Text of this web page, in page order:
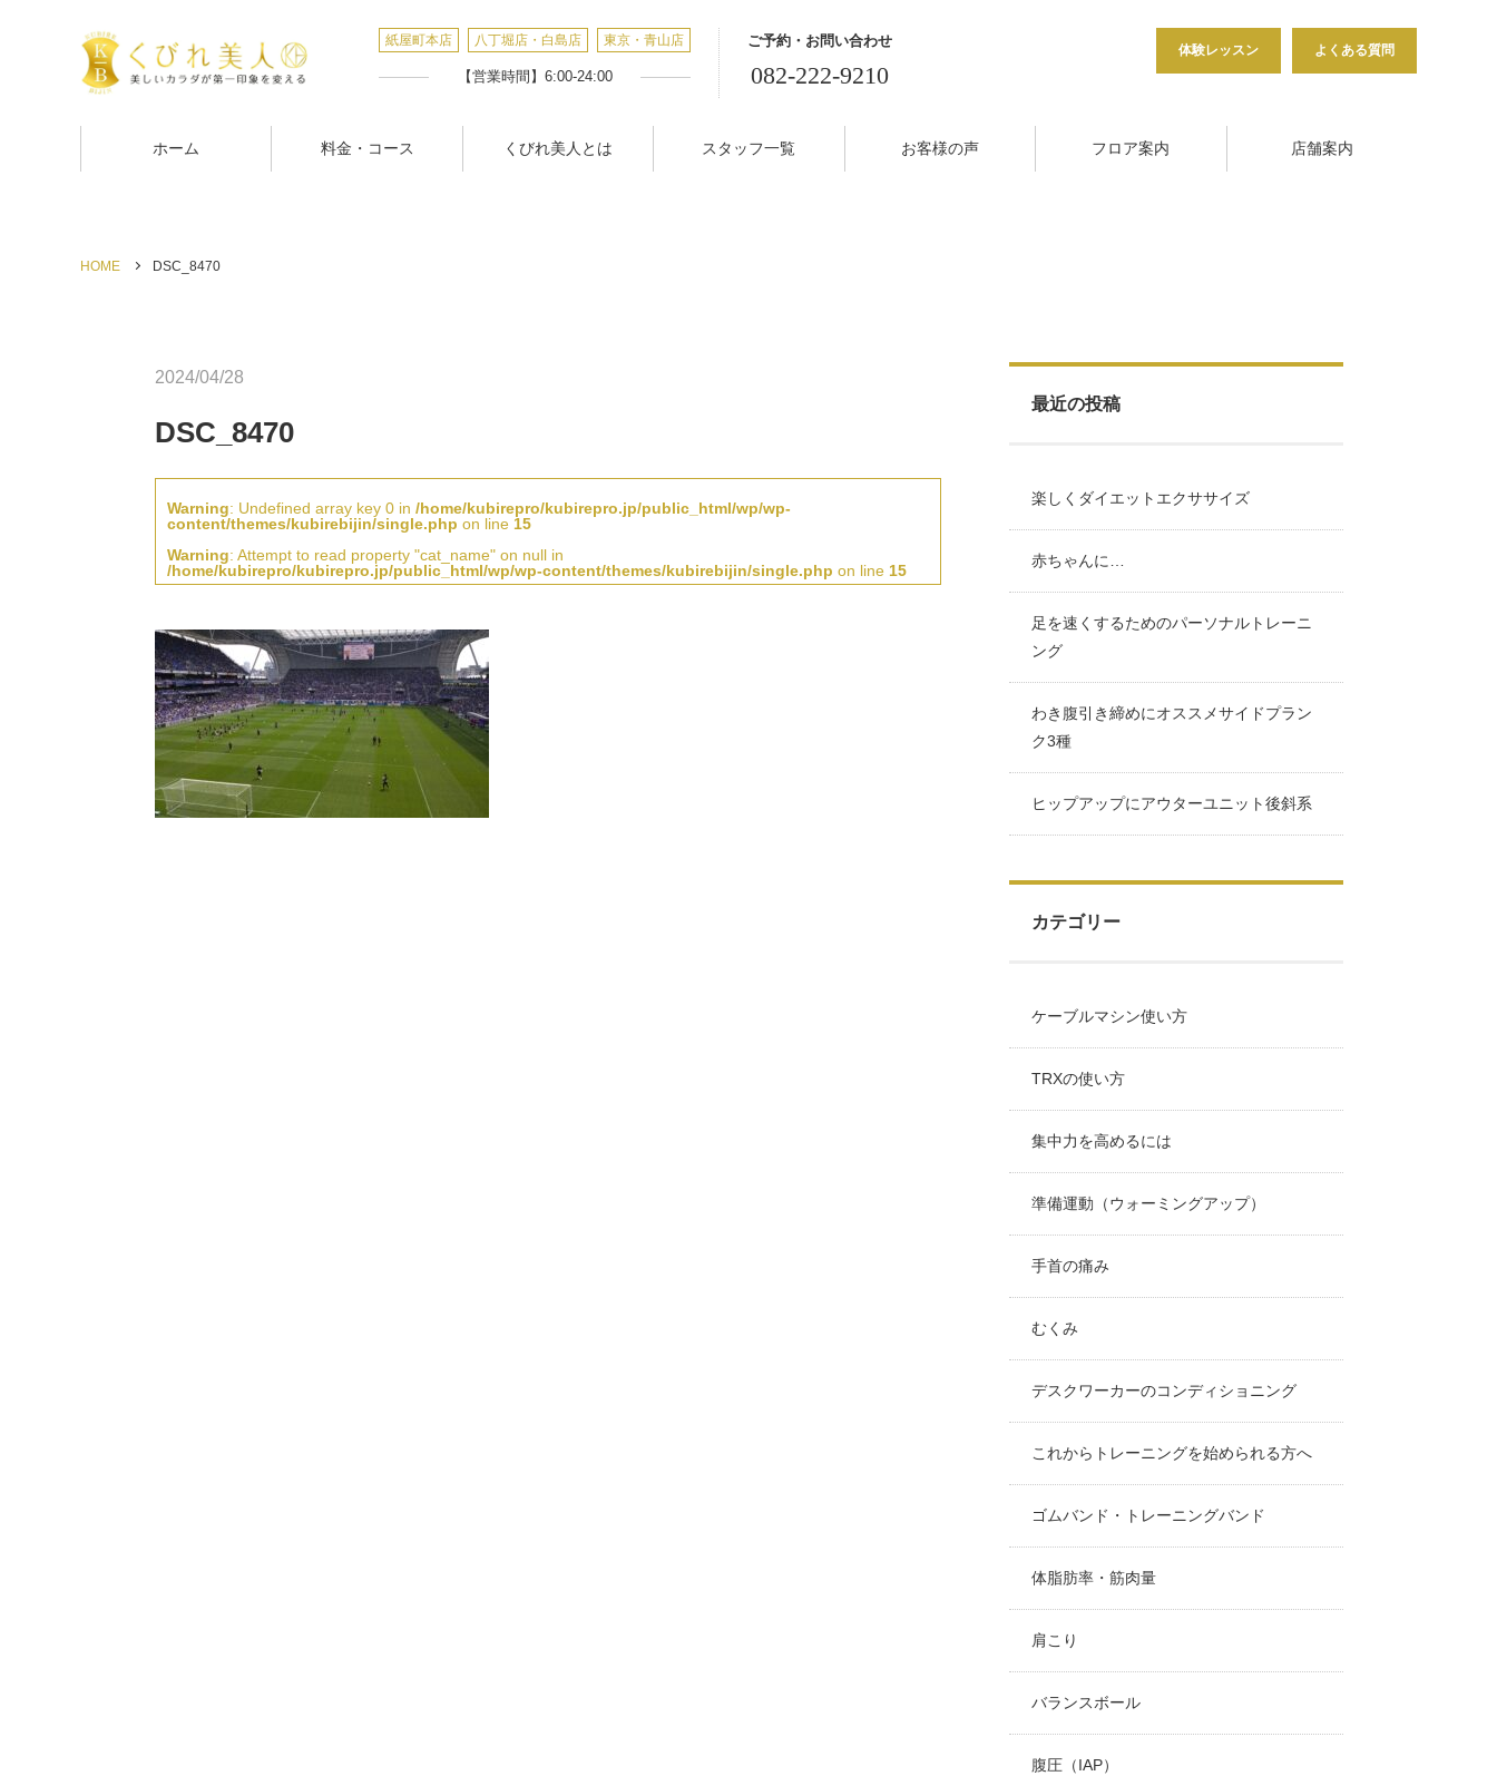
紙屋町本店 八丁堀店・白島店 東京・青山店
【営業時間】6:00-24:00
ご予約・お問い合わせ
082-222-9210
体験レッスン よくある質問
ホーム 料金・コース くびれ美人とは スタッフ一覧 お客様の声 フロア案内 店舗案内
HOME DSC_8470
2024/04/28
DSC_8470
Warning: Undefined array key 0 in /home/kubirepro/kubirepro.jp/public_html/wp/wp-
content/themes/kubirebijin/single.php on line 15
Warning: Attempt to read property "cat_name" on null in
/home/kubirepro/kubirepro.jp/public_html/wp/wp-content/themes/kubirebijin/single.php on line 15
最近の投稿
楽しくダイエットエクササイズ
赤ちゃんに…
足を速くするためのパーソナルトレーニ
ング
わき腹引き締めにオススメサイドプラン
ク3種
ヒップアップにアウターユニット後斜系
カテゴリー
ケーブルマシン使い方
TRXの使い方
集中力を高めるには
準備運動（ウォーミングアップ）
手首の痛み
むくみ
デスクワーカーのコンディショニング
これからトレーニングを始められる方へ
ゴムバンド・トレーニングバンド
体脂肪率・筋肉量
肩こり
バランスボール
腹圧（IAP）